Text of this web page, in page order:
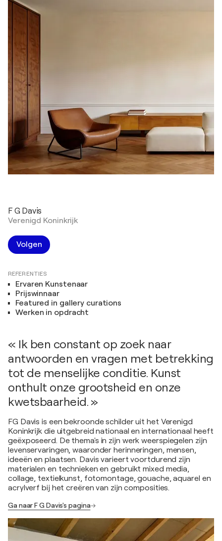
F G Davis
Verenigd Koninkrijk
Volgen
REFERENTIES
Ervaren Kunstenaar
Prijswinnaar
Featured in gallery curations
Werken in opdracht
« Ik ben constant op zoek naar
antwoorden en vragen met betrekking
tot de menselijke conditie. Kunst
onthult onze grootsheid en onze
kwetsbaarheid. »
FG Davis is een bekroonde schilder uit het Verenigd
Koninkrijk die uitgebreid nationaal en internationaal heeft
geëxposeerd. De thema's in zijn werk weerspiegelen zijn
levenservaringen, waaronder herinneringen, mensen,
ideeën en plaatsen. Davis varieert voortdurend zijn
materialen en technieken en gebruikt mixed media,
collage, textielkunst, fotomontage, gouache, aquarel en
acrylverf bij het creëren van zijn composities.
Ga naar F G Davis's pagina